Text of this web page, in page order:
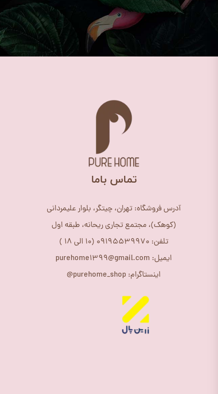
​تماس باما
آدرس فروشگاه: تهران، چیتگر، بلوار علیمردانی
(کوهک)، مجتمع تجاری ریحانه، طبقه اول
تلفن: 09195539970 (10 الی 18 )
ایمیل: purehome1399@gmail.com
اینستاگرام: purehome_shop@